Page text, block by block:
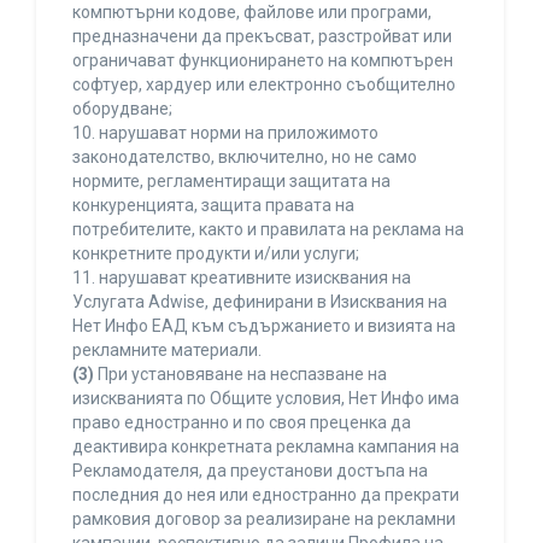
компютърни кодове, файлове или програми,
предназначени да прекъсват, разстройват или
ограничават функционирането на компютърен
софтуер, хардуер или електронно съобщително
оборудване;
10. нарушават норми на приложимото
законодателство, включително, но не само
нормите, регламентиращи защитата на
конкуренцията, защита правата на
потребителите, както и правилата на реклама на
конкретните продукти и/или услуги;
11. нарушават креативните изисквания на
Услугата Adwise, дефинирани в Изисквания на
Нет Инфо ЕАД към съдържанието и визията на
рекламните материали.
(3) При установяване на неспазване на
изискванията по Общите условия, Нет Инфо има
право едностранно и по своя преценка да
деактивира конкретната рекламна кампания на
Рекламодателя, да преустанови достъпа на
последния до нея или едностранно да прекрати
рамковия договор за реализиране на рекламни